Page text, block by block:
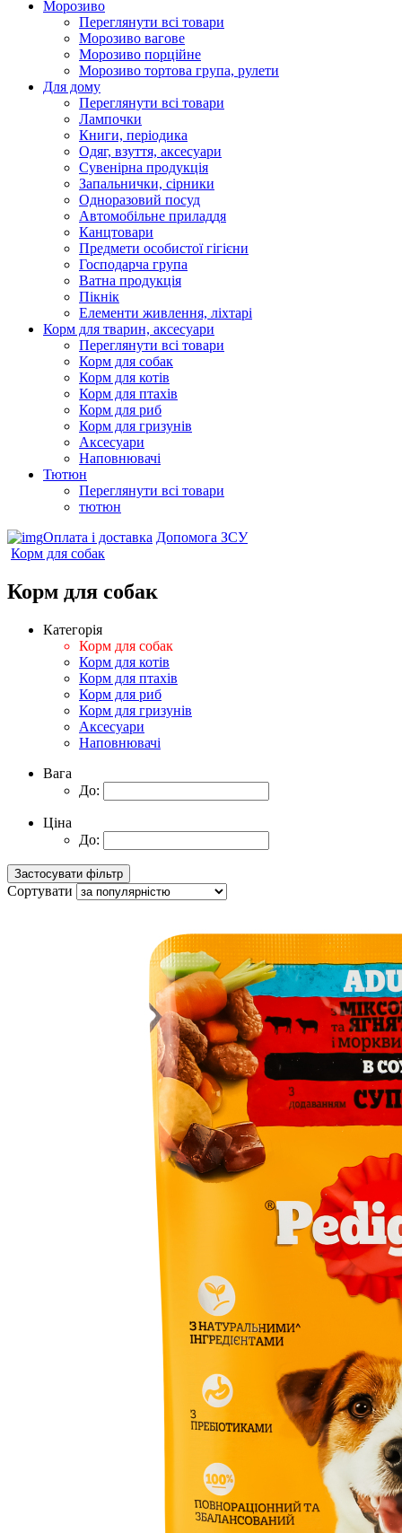
Морозиво
Переглянути всі товари
Морозиво вагове
Морозиво порційне
Морозиво тортова група, рулети
Для дому
Переглянути всі товари
Лампочки
Книги, періодика
Одяг, взуття, аксесуари
Сувенірна продукція
Запальнички, сірники
Одноразовий посуд
Автомобільне приладдя
Канцтовари
Предмети особистої гігієни
Господарча група
Ватна продукція
Пікнік
Елементи живлення, ліхтарі
Корм для тварин, аксесуари
Переглянути всі товари
Корм для собак
Корм для котів
Корм для птахів
Корм для риб
Корм для гризунів
Аксесуари
Наповнювачі
Тютюн
Переглянути всі товари
тютюн
Оплата і доставка Допомога ЗСУ
Корм для собак
Корм для собак
Категорія
Корм для собак
Корм для котів
Корм для птахів
Корм для риб
Корм для гризунів
Аксесуари
Наповнювачі
Вага
До:
Ціна
До:
Сортувати